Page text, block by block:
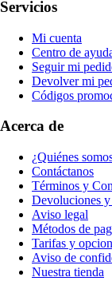
Servicios
Mi cuenta
Centro de
Seguir mi
Devolver mi
Códigos
Acerca de
¿Quiénes
Contáctanos
Términos y
Devoluciones y
Aviso legal
Métodos de
Tarifas y
Aviso de
Nuestra tienda